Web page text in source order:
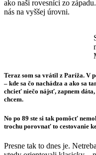
ako naši rovesníci zo
nás na vyššej úrovni.
Teraz som sa vrátil z Paríža. V
– kde sa čo nachádza a ako sa
chcieť niečo nájsť, zapnem
chcem.
No po 89 ste si tak pomôcť
trochu porovnať to cestovanie
Presne tak to dnes je.